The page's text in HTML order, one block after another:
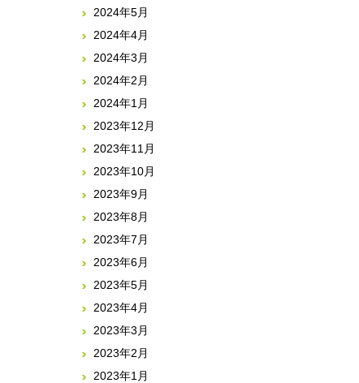
2024年5月
2024年4月
2024年3月
2024年2月
2024年1月
2023年12月
2023年11月
2023年10月
2023年9月
2023年8月
2023年7月
2023年6月
2023年5月
2023年4月
2023年3月
2023年2月
2023年1月